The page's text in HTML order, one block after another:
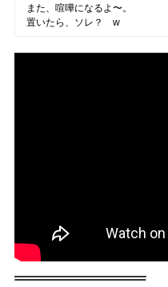
また、喧嘩になるよ〜。
置いたら、ソレ？ w